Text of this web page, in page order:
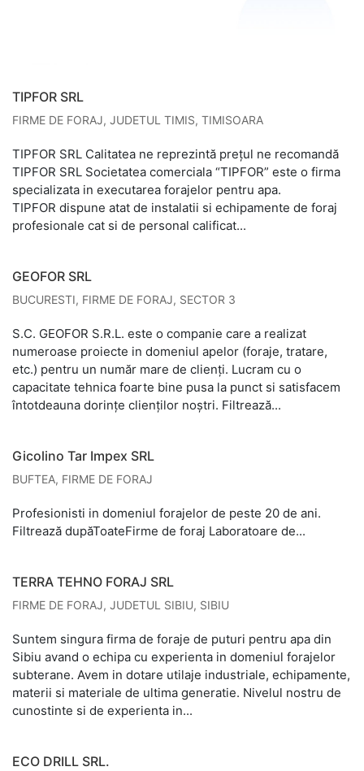
TIPFOR SRL
FIRME DE FORAJ, JUDETUL TIMIS, TIMISOARA
TIPFOR SRL Calitatea ne reprezintă prețul ne recomandă
TIPFOR SRL Societatea comerciala “TIPFOR” este o firma
specializata in executarea forajelor pentru apa.
TIPFOR dispune atat de instalatii si echipamente de foraj
profesionale cat si de personal calificat...
GEOFOR SRL
BUCURESTI, FIRME DE FORAJ, SECTOR 3
S.C. GEOFOR S.R.L. este o companie care a realizat
numeroase proiecte in domeniul apelor (foraje, tratare,
etc.) pentru un număr mare de clienți. Lucram cu o
capacitate tehnica foarte bine pusa la punct si satisfacem
întotdeauna dorinţe clienților noştri. Filtrează...
Gicolino Tar Impex SRL
BUFTEA, FIRME DE FORAJ
Profesionisti in domeniul forajelor de peste 20 de ani.
Filtrează dupăToateFirme de foraj Laboratoare de...
TERRA TEHNO FORAJ SRL
FIRME DE FORAJ, JUDETUL SIBIU, SIBIU
Suntem singura firma de foraje de puturi pentru apa din
Sibiu avand o echipa cu experienta in domeniul forajelor
subterane. Avem in dotare utilaje industriale, echipamente,
materii si materiale de ultima generatie. Nivelul nostru de
cunostinte si de experienta in...
ECO DRILL SRL.